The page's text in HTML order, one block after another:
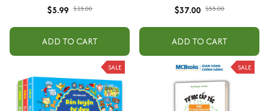
$5.99 $15.00
ADD TO CART
Song Ngữ Việt - Anh
$37.00 $55.00
ADD TO CART
SALE SALE